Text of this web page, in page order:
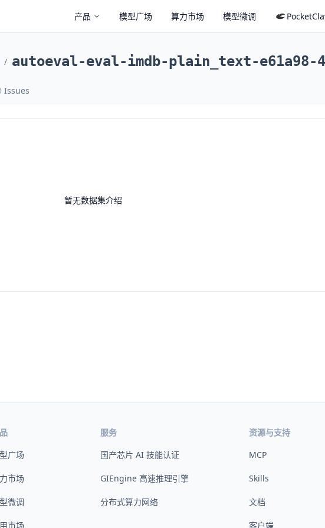
产品 模型广场 算力市场 模型微调
/ autoeval-eval-imdb-plain_text-e61a98-
Issues
暂无数据集介绍
广场
市场
微调
市场
服务
国产芯片 AI 技能认证
GIEngine 高速推理引擎
分布式算力网络
资源与支持
MCP
Skills
文档
客户端